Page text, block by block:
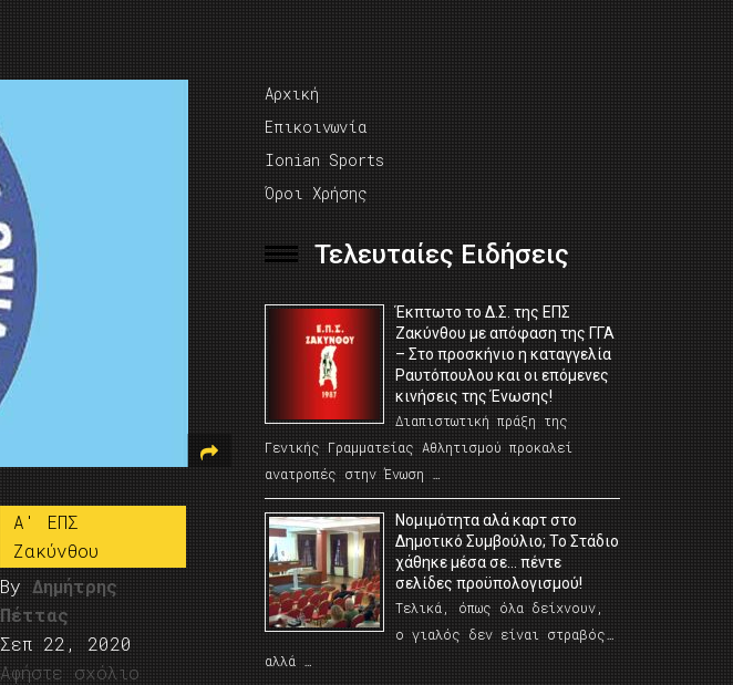
A' ΕΠΣ
Ζακύνθου
By Δημήτρης
Πέττας
Σεπ 22, 2020
Αφήστε σχόλιο
Αρχική
Επικοινωνία
Ionian Sports
Όροι Χρήσης
Τελευταίες Ειδήσεις
Έκπτωτο το Δ.Σ. της ΕΠΣ
Ζακύνθου με απόφαση της ΓΓΑ
– Στο προσκήνιο η καταγγελία
Ραυτόπουλου και οι επόμενες
κινήσεις της Ένωσης!
Διαπιστωτική πράξη της
Γενικής Γραμματείας Αθλητισμού προκαλεί
ανατροπές στην Ένωση …
Νομιμότητα αλά καρτ στο
Δημοτικό Συμβούλιο; Το Στάδιο
χάθηκε μέσα σε… πέντε
σελίδες προϋπολογισμού!
Τελικά, όπως όλα δείχνουν,
ο γιαλός δεν είναι στραβός…
αλλά …